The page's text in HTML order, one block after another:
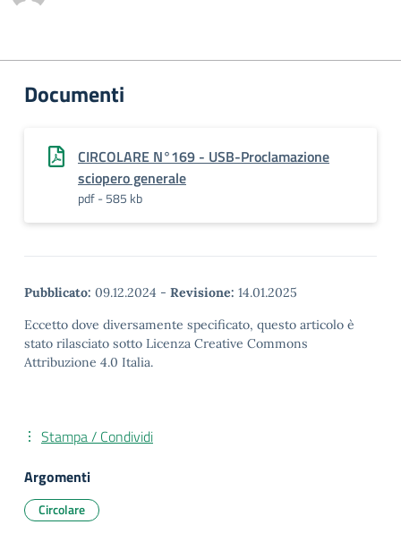
Documenti
CIRCOLARE N°169 - USB-Proclamazione
sciopero generale
pdf - 585 kb
Pubblicato: 09.12.2024 - Revisione: 14.01.2025
Eccetto dove diversamente specificato, questo articolo è
stato rilasciato sotto Licenza Creative Commons
Attribuzione 4.0 Italia.
Stampa / Condividi
Argomenti
Circolare